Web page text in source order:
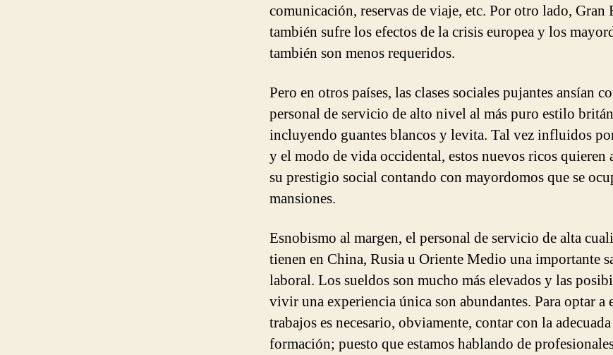
comunicación, reservas de viaje, etc. Por otro lado, Gran
también sufre los efectos de la crisis europea y los
también son menos requeridos.
Pero en otros países, las clases sociales pujantes ansían
personal de servicio de alto nivel al más puro estilo
incluyendo guantes blancos y levita. Tal vez influidos
y el modo de vida occidental, estos nuevos ricos quieren
su prestigio social contando con mayordomos que se
mansiones.
Esnobismo al margen, el personal de servicio de alta
tienen en China, Rusia u Oriente Medio una importante
laboral. Los sueldos son mucho más elevados y las
vivir una experiencia única son abundantes. Para optar a
trabajos es necesario, obviamente, contar con la adecuada
formación; puesto que estamos hablando de